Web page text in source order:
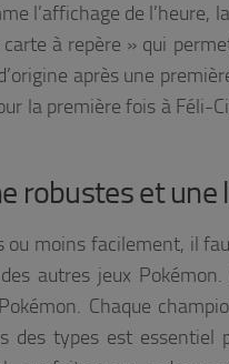
l’affichage de l’heure,
à repère » qui
après une
la première fois à
robustes et
ou moins facilement, il
autres jeux
Chaque
des types est